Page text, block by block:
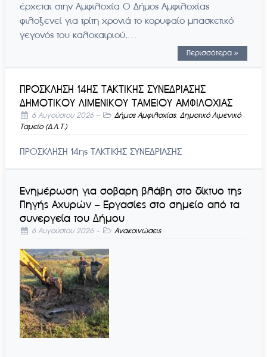
έρχεται στην Αμφιλοχία Ο Δήμος Αμφιλοχίας
φιλοξενεί για τρίτη χρονιά το κορυφαίο μπασκετικό
γεγονός του καλοκαιριού,…
Περισσότερα »
ΠΡΟΣΚΛΗΣΗ 14ΗΣ ΤΑΚΤΙΚΗΣ ΣΥΝΕΔΡΙΑΣΗΣ
ΔΗΜΟΤΙΚΟΥ ΛΙΜΕΝΙΚΟΥ ΤΑΜΕΙΟΥ ΑΜΦΙΛΟΧΙΑΣ
6 Αυγούστου 2026- Δήμος Αμφιλοχίας, Δημοτικό Λιμενικό
Ταμείο (Δ.Λ.Τ.)
ΠΡΟΣΚΛΗΣΗ 14ης ΤΑΚΤΙΚΗΣ ΣΥΝΕΔΡΙΑΣΗΣ
Ενημέρωση για σοβαρη βλάβη στο δίκτυο της
Πηγής Αχυρών – Εργασίες στο σημείο από τα
συνεργεία του Δήμου
6 Αυγούστου 2026- Ανακοινώσεις